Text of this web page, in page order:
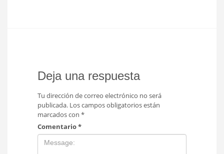
Deja una respuesta
Tu dirección de correo electrónico no será
publicada. Los campos obligatorios están
marcados con *
Comentario*